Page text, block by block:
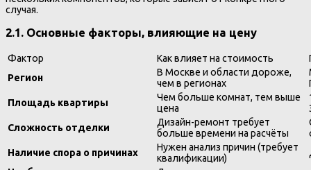
случая.
2.1. Основные факторы, влияющие на цену
Фактор Как влияет на стоимость
Регион
В Москве и области дороже,
чем в регионах
Площадь квартиры
Чем больше комнат, тем выше
цена
Сложность отделки
Дизайн-ремонт требует
больше времени на расчёты
Наличие спора о причинах
Нужен анализ причин (требует
квалификации)